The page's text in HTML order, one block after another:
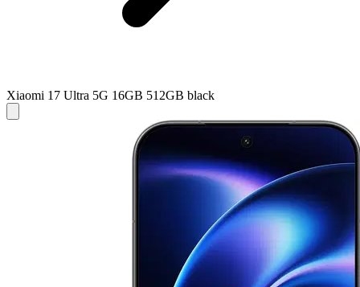
Xiaomi 17 Ultra 5G 16GB 512GB black